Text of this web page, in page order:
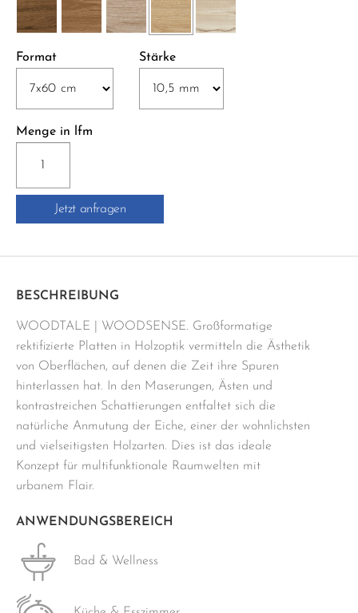
Format Stärke
Menge in lfm
BATTISCOPA
B.C.
Jetzt anfragen
BESCHREIBUNG
WOODTALE | WOODSENSE. Großformatige
rektifizierte Platten in Holzoptik vermitteln die Ästhetik
von Oberflächen, auf denen die Zeit ihre Spuren
hinterlassen hat. In den Maserungen, Ästen und
kontrastreichen Schattierungen entfaltet sich die
natürliche Anmutung der Eiche, einer der wohnlichsten
und vielseitigsten Holzarten. Dies ist das ideale
Konzept für multifunktionale Raumwelten mit
urbanem Flair.
ANWENDUNGSBEREICH
Bad & Wellness